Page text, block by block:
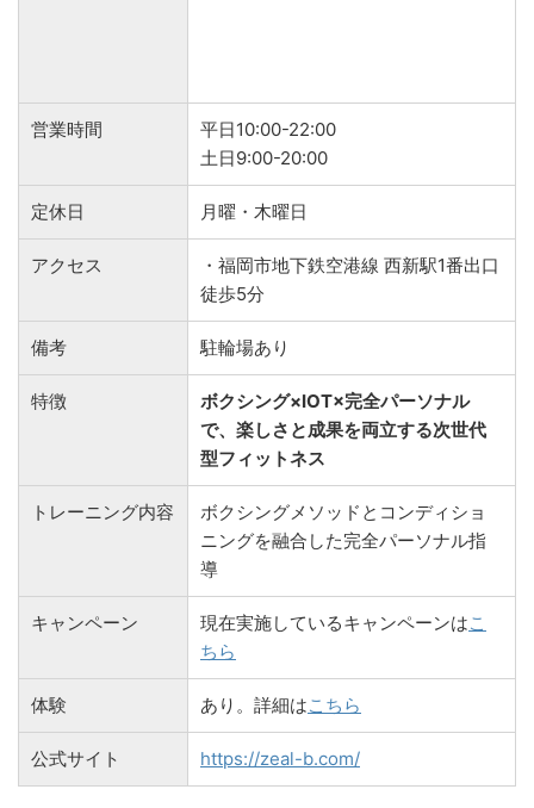
営業時間
平日10:00-22:00
土日9:00-20:00
定休日 月曜・木曜日
アクセス
・福岡市地下鉄空港線 西新駅1番出口
徒歩5分
備考 駐輪場あり
特徴
ボクシング×IOT×完全パーソナル
で、楽しさと成果を両立する次世代
型フィットネス
トレーニング内容
ボクシングメソッドとコンディショ
ニングを融合した完全パーソナル指
導
キャンペーン 現在実施しているキャンペーンはこ
ちら
体験 あり。詳細はこちら
公式サイト https://zeal-b.com/